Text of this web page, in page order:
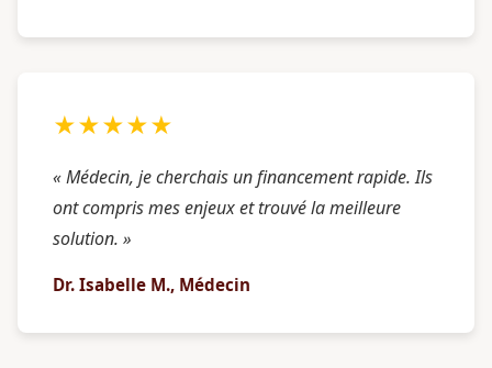
★★★★★
« Médecin, je cherchais un financement rapide. Ils
ont compris mes enjeux et trouvé la meilleure
solution. »
Dr. Isabelle M., Médecin